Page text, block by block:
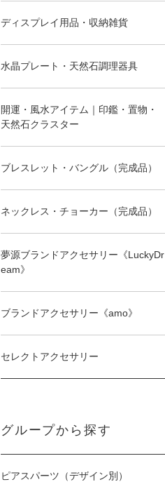
ディスプレイ用品・収納雑貨
水晶プレート・天然石調理器具
開運・風水アイテム｜印鑑・置物・
天然石クラスター
ブレスレット・バングル（完成品）
ネックレス・チョーカー（完成品）
夢源ブランドアクセサリー《LuckyDr
eam》
ブランドアクセサリー《amo》
セレクトアクセサリー
グループから探す
ピアスパーツ（デザイン別）